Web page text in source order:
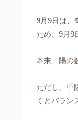
9月9日は、
ため、9月9
本来、陽の
ただし、重
くとバラン